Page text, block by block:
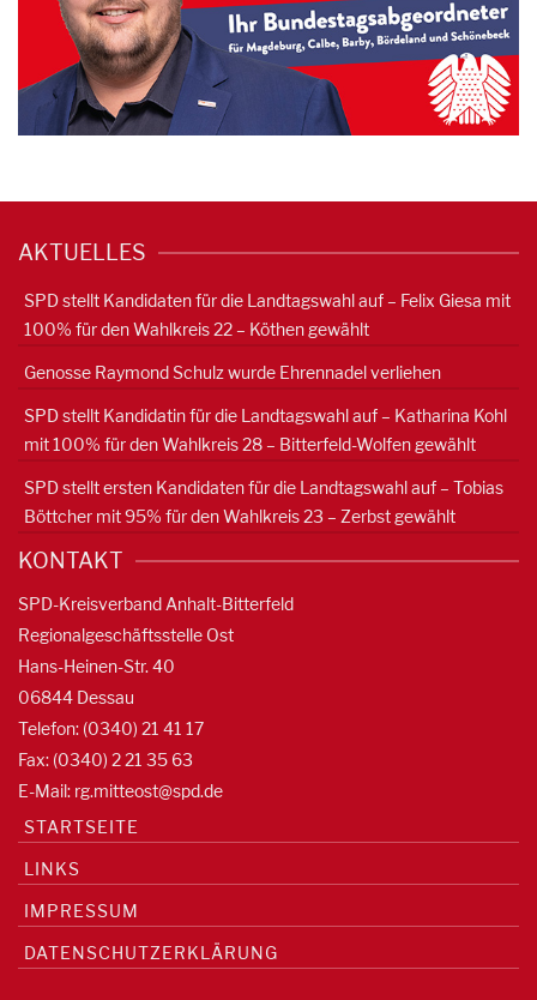
AKTUELLES
SPD stellt Kandidaten für die Landtagswahl auf – Felix Giesa mit
100% für den Wahlkreis 22 – Köthen gewählt
Genosse Raymond Schulz wurde Ehrennadel verliehen
SPD stellt Kandidatin für die Landtagswahl auf – Katharina Kohl
mit 100% für den Wahlkreis 28 – Bitterfeld-Wolfen gewählt
SPD stellt ersten Kandidaten für die Landtagswahl auf – Tobias
Böttcher mit 95% für den Wahlkreis 23 – Zerbst gewählt
KONTAKT
SPD-Kreisverband Anhalt-Bitterfeld
Regionalgeschäftsstelle Ost
Hans-Heinen-Str. 40
06844 Dessau
Telefon: (0340) 21 41 17
Fax: (0340) 2 21 35 63
E-Mail: rg.mitteost@spd.de
STARTSEITE
LINKS
IMPRESSUM
DATENSCHUTZERKLÄRUNG